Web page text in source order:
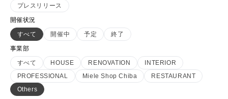
プレスリリース
開催状況
すべて
開催中 予定
終了
事業部
すべて
HOUSE RENOVATION
INTERIOR
PROFESSIONAL
Miele Shop Chiba
RESTAURANT
Others